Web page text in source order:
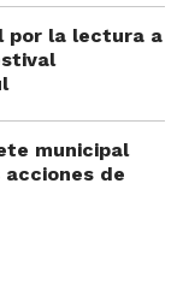
por la lectura a
municipal
de